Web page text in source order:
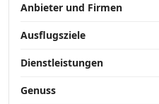
Anbieter und Firmen
Ausflugsziele
Dienstleistungen
Genuss